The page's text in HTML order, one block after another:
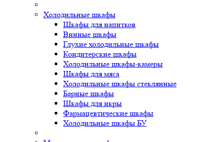
Холодильные шкафы
Шкафы для напитков
Винные шкафы
Глухие холодильные шкафы
Кондитерские шкафы
Холодильные шкафы-камеры
Шкафы для мяса
Холодильные шкафы стеклянные
Барные шкафы
Шкафы для икры
Фармацевтические шкафы
Холодильные шкафы БУ